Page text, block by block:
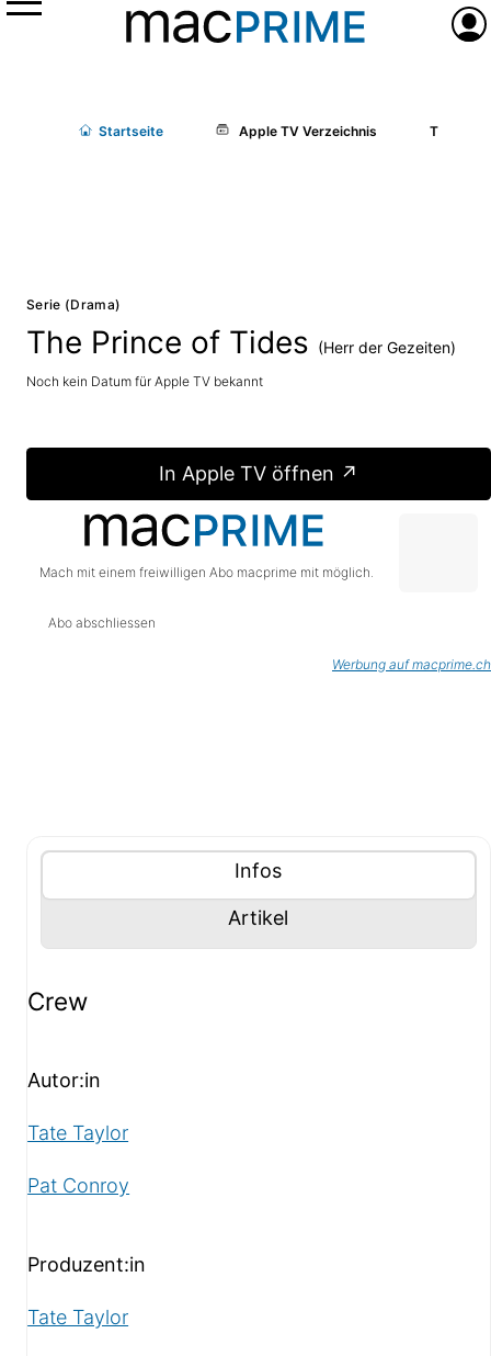
Menü
Startseite Apple TV Verzeichnis The
Serie (Drama)
The Prince of Tides (Herr der Gezeiten)
Noch kein Datum für Apple TV bekannt
In Apple TV öffnen ↗
Mach mit einem freiwilligen Abo macprime mit möglich.
Abo abschliessen
Werbung auf macprime.ch
Inhalte (Tabliste)
Tablisten-Hilfe: Benutze die Tablisten-Controls
Tablisten-Controls Panel mit
Infosanzeigen
Panel mit
Artikel
Crew
Autor:in
Tate Taylor
Pat Conroy
Produzent:in
Tate Taylor